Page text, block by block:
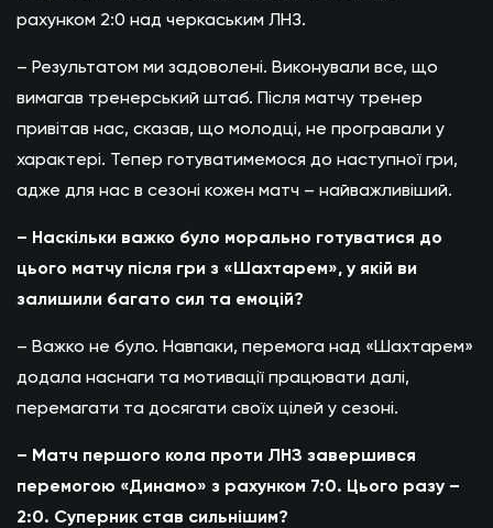
рахунком 2:0 над черкаським ЛНЗ.
– Результатом ми задоволені. Виконували все, що
вимагав тренерський штаб. Після матчу тренер
привітав нас, сказав, що молодці, не програвали у
характері. Тепер готуватимемося до наступної гри,
адже для нас в сезоні кожен матч – найважливіший.
– Наскільки важко було морально готуватися до
цього матчу після гри з «Шахтарем», у якій ви
залишили багато сил та емоцій?
– Важко не було. Навпаки, перемога над «Шахтарем»
додала наснаги та мотивації працювати далі,
перемагати та досягати своїх цілей у сезоні.
– Матч першого кола проти ЛНЗ завершився
перемогою «Динамо» з рахунком 7:0. Цього разу –
2:0. Суперник став сильнішим?